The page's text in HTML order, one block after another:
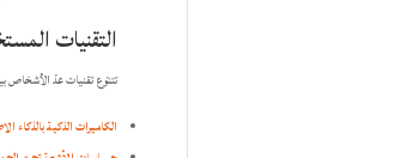
التقنيات
تتنوّع تقنيات عدّ الأشخاص
الكاميرات الذكية بالذكاء